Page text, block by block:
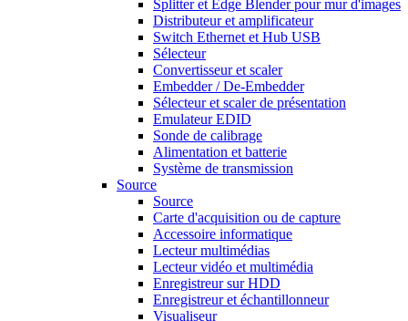
Splitter et Edge Blender pour mur d'images
Distributeur et amplificateur
Switch Ethernet et Hub USB
Sélecteur
Convertisseur et scaler
Embedder / De-Embedder
Sélecteur et scaler de présentation
Emulateur EDID
Sonde de calibrage
Alimentation et batterie
Système de transmission
Source
Source
Carte d'acquisition ou de capture
Accessoire informatique
Lecteur multimédias
Lecteur vidéo et multimédia
Enregistreur sur HDD
Enregistreur et échantillonneur
Visualiseur